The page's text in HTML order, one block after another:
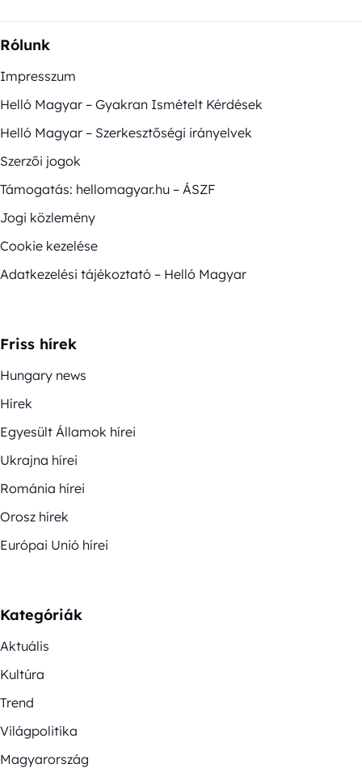
Rólunk
Impresszum
Helló Magyar – Gyakran Ismételt Kérdések
Helló Magyar – Szerkesztőségi irányelvek
Szerzői jogok
Támogatás: hellomagyar.hu – ÁSZF
Jogi közlemény
Cookie kezelése
Adatkezelési tájékoztató – Helló Magyar
Friss hírek
Hungary news
Hírek
Egyesült Államok hírei
Ukrajna hírei
Románia hírei
Orosz hírek
Európai Unió hírei
Kategóriák
Aktuális
Kultúra
Trend
Világpolitika
Magyarország